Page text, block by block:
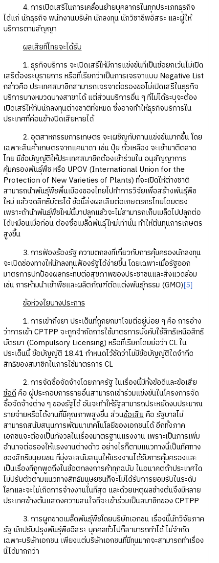
4. การเปิดเสรีในการเคลื่อนย้ายบุคลากรในทุกประเภทธุรกิจ
ได้แก่ นักธุรกิจ พนักงานบริษัท นักลงทุน นักวิชาชีพอิสระ และผู้ให้
บริการตามสัญญา
ผลเสียที่ไทยจะได้รับ
1. ธุรกิจบริการ จะเปิดเสรีให้มีการแข่งขันที่เป็นข้อยกเว้นไม่เปิด
เสรีต้องระบุรายการ หรือที่เรียกว่าเป็นการเจรจาแบบ Negative List
กล่าวคือ ประเทศสมาชิกสามารถเจรจาต่อรองขอไม่เปิดเสรีในธุรกิจ
บริการบางหมวดบางสาขาได้ แต่ส่วนบริการอื่น ๆ ที่ไม่ได้ระบุจะต้อง
เปิดเสรีให้กับนักลงทุนต่างชาติทั้งหมด ซึ่งอาจทำให้ธุรกิจบริการใน
ประเทศที่ค่อนข้างปิดเสียหายได้
2. อุตสาหกรรมการเกษตร จะเผชิญกับกานแข่งขันมากขึ้น โดย
เฉพาะสินค้าเกษตรจากแคนาดา เช่น ปุ๋ย ถั่วเหลือง จะเข้ามาตีตลาด
ไทย มีข้อบัญญัติให้ประเทศสมาชิกต้องเข้าร่วมใน อนุสัญญาการ
คุ้มครองพันธุ์พืช หรือ UPOV (International Union for the
Protection of New Varieties of Plants) ที่จะเปิดให้ต่างชาติ
สามารถนำพันธุ์พืชพื้นเมืองของไทยไปทำการวิจัยเพื่อสร้างพันธุ์พืช
ใหม่ แล้วจดสิทธิบัตรได้ ข้อนี้ส่งผลเสียต่อเกษตรกรไทยโดยตรง
เพราะถ้านำพันธุ์พืชใหม่นี้มาปลูกแล้วจะไม่สามารถเก็บเมล็ดไปปลูกต่อ
ได้เหมือนเมื่อก่อน ต้องซื้อเมล็ดพันธุ์ใหม่เท่านั้น ทำให้ต้นทุนการเกษตร
สูงขึ้น
3. การฟ้องร้องรัฐ ความตกลงที่เกี่ยวกับการคุ้มครองนักลงทุน
จะเปิดช่องทางให้นักลงทุนฟ้องรัฐได้ง่ายขึ้น โดยเฉพาะเมื่อรัฐออก
มาตรการปกป้องผลกระทบต่อสุขภาพของประชาชนและสิ่งแวดล้อม
เช่น การห้ามนำเข้าพืชและผลิตภัณฑ์ตัดแต่งพันธุ์กรรม (GMO)[5]
ข้อห่วงใยบางประการ
1. การเข้าถึงยา ประเด็นที่ถูกยกมาโจมตีอยู่บ่อย ๆ คือ การอ้าง
ว่าการเข้า CPTPP จะถูกจำกัดการใช้มาตรการบังคับใช้สิทธิเหนือสิทธิ
บัตรยา (Compulsory Licensing) หรือที่เรียกโดยย่อว่า CL ใน
ประเด็นนี้ ข้อบัญญัติ 18.41 กำหนดไว้ชัดว่าไม่มีข้อบัญญัติใดจำกีด
สิทธิของสมาชิกในการใช้มาตรการ CL
2. การจัดซื้อจัดจ้างโดยภาครัฐ ในเรื่องนี้มีทั้งข้อดีและข้อเสีย
ข้อดีคือ ผู้ประกอบการรายอื่นสามารถเข้าร่วมแข่งขันในโครงการจัด
ซื้อจัดจ้างต่าง ๆ ของรัฐได้ อันจะทำให้รัฐสามารถประหยัดงบประมาณ
รายจ่ายหรือได้งานที่มีคุณภาพสูงขึ้น ส่วนข้อเสียคือ รัฐบาลไม่
สามารถสนับสนุนการพัฒนาเทคโนโลยีของเอกชนได้ อีกทั้งภาค
เอกชนจะต้องเป็นกังวลในเรื่องมาตรฐานแรงงาน เพราะเป็นการเพิ่ม
อำนาจต่อรองให้แรงงานต่างด้าว อย่างไรก็ตามแนวทางนี้เป็นทิศทาง
ของสิทธิมนุษยชน ที่มุ่งจะสนับสนุนให้แรงงานได้รับการคุ้มครองและ
เป็นเรื่องที่ถูกพูดถึงในข้อตกลงการค้าทุกฉบับ ในอนาคตถ้าประเทศใด
ไม่ปรับตัวตามแนวทางสิทธิมนุษยชนก็จะไม่ได้รับการยอมรับในระดับ
โลกและจะไม่เกิดการจ้างงานในที่สุด และด้วยเหตุผลข้างต้นจึงมีหลาย
ประเทศข้างต้นแสดงความสนใจที่จะเข้าร่วมเป็นสมาชิกของ CPTPP
3. การผูกขาดเมล็ดพันธุ์พืชโดยบริษัทเอกชน เรื่องนี้นักวิจัยภาค
รัฐ นักปรับปรุงพันธุ์พืชอิสระ บุคคลทั่วไปก็สามารถทำได้ ไม่จำกัด
เฉพาะบริษัทเอกชน เพียงแต่บริษัทเอกชนที่มีทุนมากจะสามารถทำเรื่อง
นี้ได้มากกว่า